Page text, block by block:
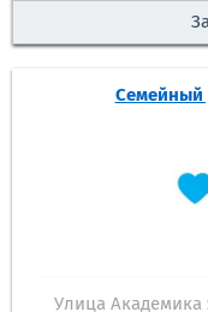
Семейный
Улица Академика